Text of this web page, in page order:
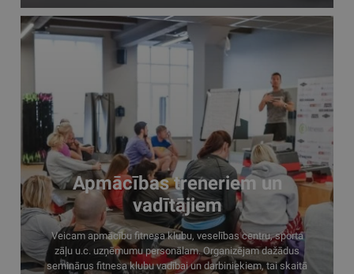
Apmācības treneriem un
vadītājiem
Veicam apmācību fitnesa klubu, veselības centru, sporta
zāļu u.c. uzņēmumu personālam. Organizējam dažādus
seminārus fitnesa klubu vadībai un darbiniekiem, tai skaitā